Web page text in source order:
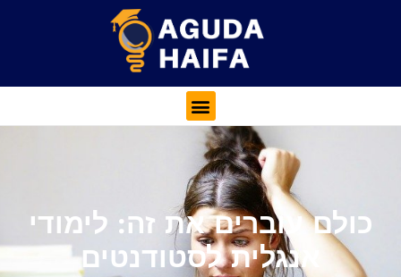
כולם עוברים את זה: לימודי
אנגלית לסטודנטים